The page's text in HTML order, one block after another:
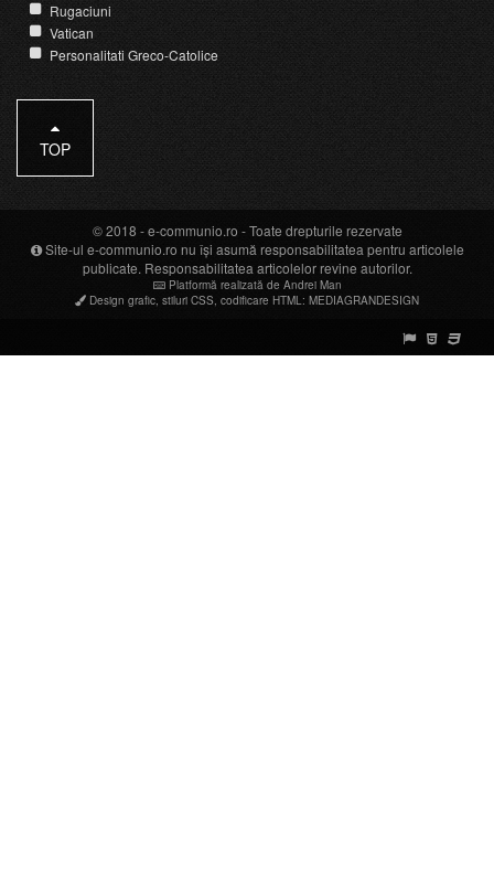
Rugaciuni
Vatican
Personalitati Greco-Catolice
TOP
© 2018 -e-communio.ro - Toate drepturile rezervate
Site-ul e-communio.ro nu își asumă responsabilitatea pentru articolele
publicate. Responsabilitatea articolelor revine autorilor.
Platformă realizată de Andrei Man
Design grafic, stiluri CSS, codificare HTML: MEDIAGRANDESIGN